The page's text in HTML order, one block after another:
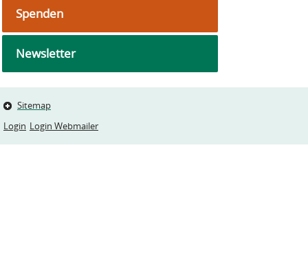
Spenden
Newsletter
Sitemap
Login Login Webmailer